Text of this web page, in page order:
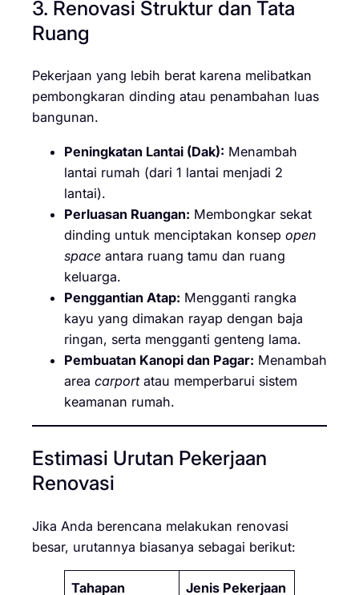
3. Renovasi Struktur dan Tata
Ruang
Pekerjaan yang lebih berat karena melibatkan
pembongkaran dinding atau penambahan luas
bangunan.
Peningkatan Lantai (Dak): Menambah
lantai rumah (dari 1 lantai menjadi 2
lantai).
Perluasan Ruangan: Membongkar sekat
dinding untuk menciptakan konsep open
space antara ruang tamu dan ruang
keluarga.
Penggantian Atap: Mengganti rangka
kayu yang dimakan rayap dengan baja
ringan, serta mengganti genteng lama.
Pembuatan Kanopi dan Pagar: Menambah
area carportatau memperbarui sistem
keamanan rumah.
Estimasi Urutan Pekerjaan
Renovasi
Jika Anda berencana melakukan renovasi
besar, urutannya biasanya sebagai berikut:
Tahapan Jenis Pekerjaan